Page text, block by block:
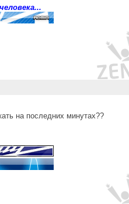
на последних минутах??